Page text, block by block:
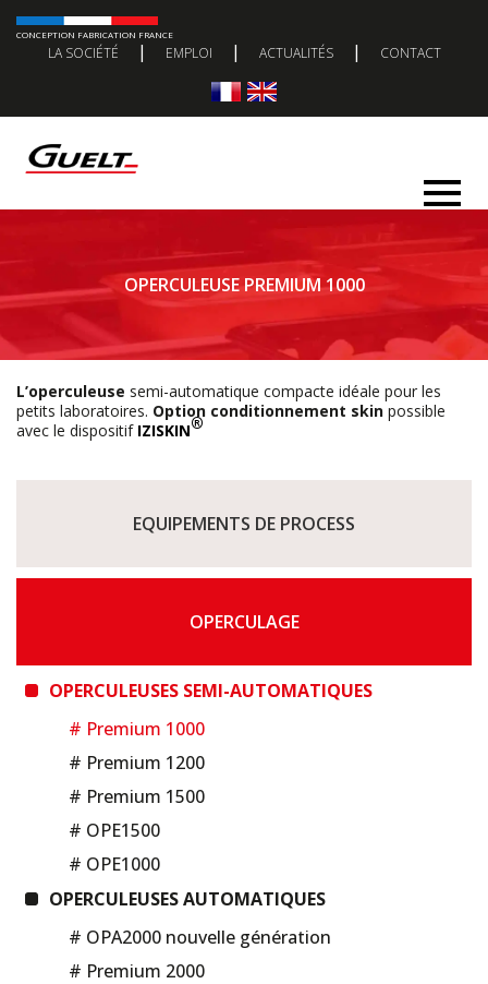
CONCEPTION FABRICATION FRANCE
LA SOCIÉTÉ | EMPLOI | ACTUALITÉS | CONTACT
OPERCULEUSE PREMIUM 1000
L’operculeuse semi-automatique compacte idéale pour les
petits laboratoires. Option conditionnement skin possible
avec le dispositif IZISKIN®
EQUIPEMENTS DE PROCESS
OPERCULAGE
OPERCULEUSES SEMI-AUTOMATIQUES
# Premium 1000
# Premium 1200
# Premium 1500
# OPE1500
# OPE1000
OPERCULEUSES AUTOMATIQUES
# OPA2000 nouvelle génération
# Premium 2000